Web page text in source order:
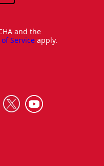
and the
Service apply.